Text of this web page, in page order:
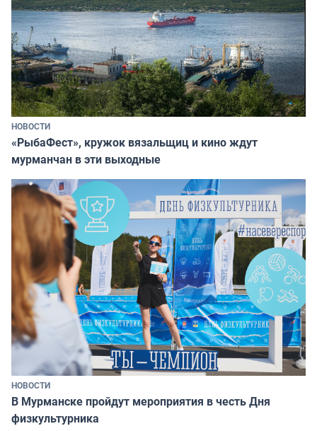
НОВОСТИ
«РыбаФест», кружок вязальщиц и кино ждут
мурманчан в эти выходные
НОВОСТИ
В Мурманске пройдут мероприятия в честь Дня
физкультурника